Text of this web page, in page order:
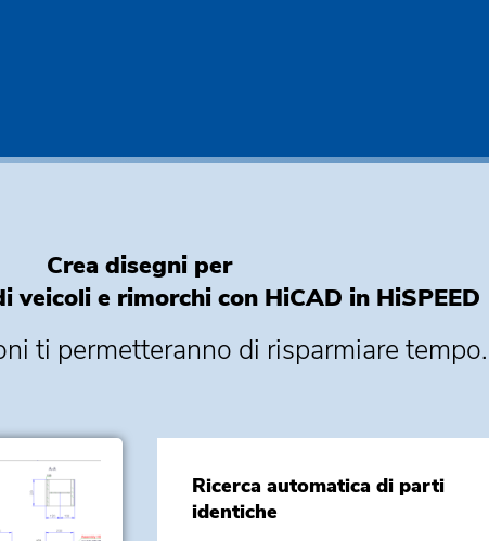
Crea disegni per
veicoli e rimorchi con HiCAD in HiSPEED
ti permetteranno di risparmiare tempo.
Ricerca automatica di parti
identiche